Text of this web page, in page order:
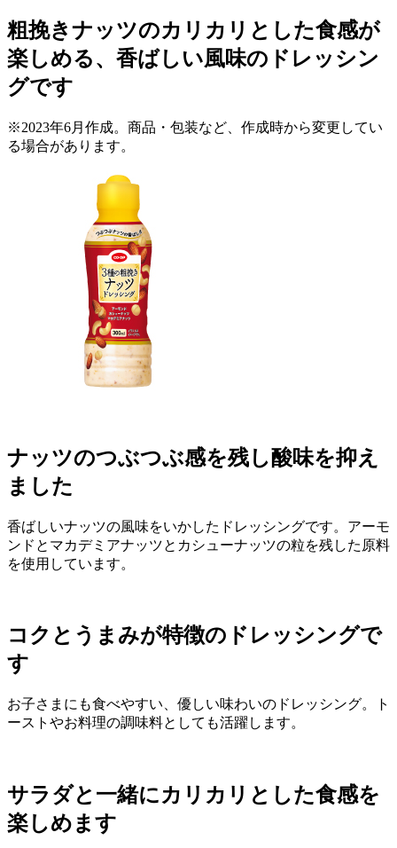
粗挽きナッツのカリカリとした食感が
楽しめる、香ばしい風味のドレッシン
グです
※2023年6月作成。商品・包装など、作成時から変更してい
る場合があります。
ナッツのつぶつぶ感を残し酸味を抑え
ました
香ばしいナッツの風味をいかしたドレッシングです。アーモ
ンドとマカデミアナッツとカシューナッツの粒を残した原料
を使用しています。
コクとうまみが特徴のドレッシングで
す
お子さまにも食べやすい、優しい味わいのドレッシング。ト
ーストやお料理の調味料としても活躍します。
サラダと一緒にカリカリとした食感を
楽しめます